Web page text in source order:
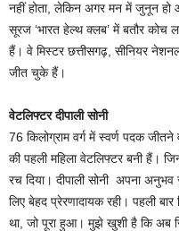
नहीं होता, लेकिन अगर मन में जुनून हो
सूरज ‘भारत हेल्थ क्लब’ में बतौर कोच
हैं। वे मिस्टर छत्तीसगढ़, सीनियर
जीत चुके हैं।
वेटलिफ्टर दीपाली सोनी
76 किलोग्राम वर्ग में स्वर्ण पदक जीतने
की पहली महिला वेटलिफ्टर बनी हैं।
रच दिया। दीपाली सोनी अपना
लिए बेहद प्रेरणादायक रही। पहली
था, जो पूरा हुआ। मुझे खुशी है कि अब